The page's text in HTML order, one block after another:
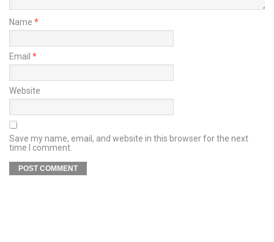
Name *
Email *
Website
Save my name, email, and website in this browser for the next
time I comment.